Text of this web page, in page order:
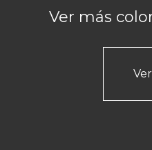
Ver más